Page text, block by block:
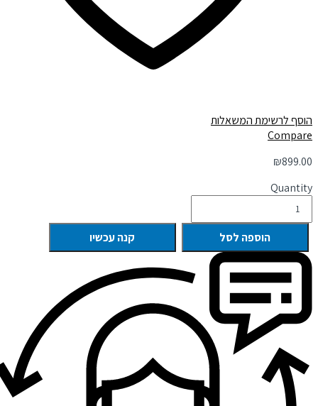
הוסף לרשימת המשאלות
Compare
₪899.00
Quantity
הוספה לסל קנה עכשיו